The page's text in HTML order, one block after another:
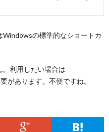
の標準的なショートカ
利用したい場合は
あります。不便ですね。